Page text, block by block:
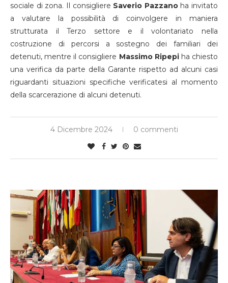
sociale di zona. Il consigliere Saverio Pazzanoha invitato
a valutare la possibilità di coinvolgere in maniera
strutturata il Terzo settore e il volontariato nella
costruzione di percorsi a sostegno dei familiari dei
detenuti, mentre il consigliere Massimo Ripepiha chiesto
una verifica da parte della Garante rispetto ad alcuni casi
riguardanti situazioni specifiche verificatesi al momento
della scarcerazione di alcuni detenuti.
4 Dicembre 2024 0 commenti